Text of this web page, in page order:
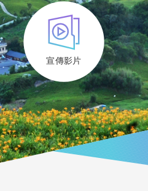
宣傳影片